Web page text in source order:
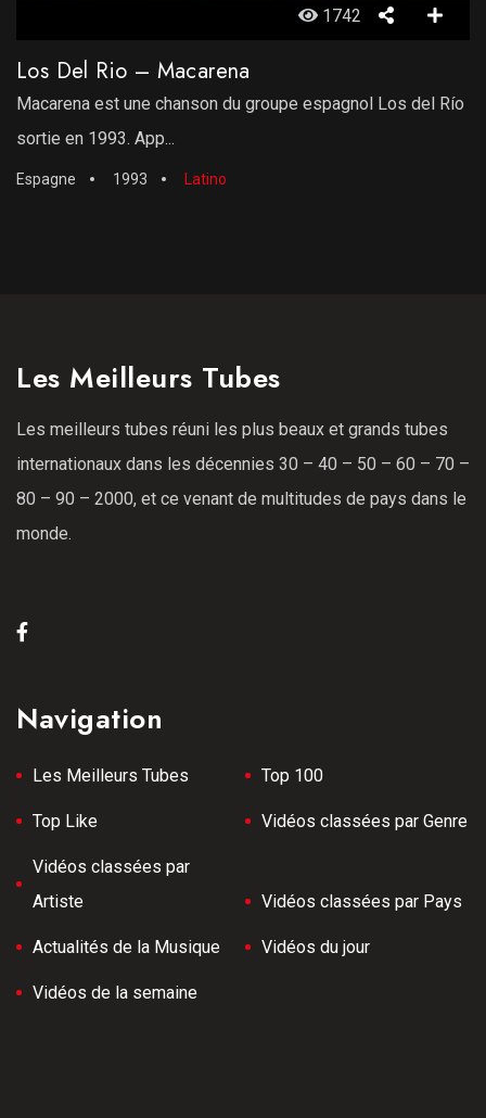
1742
Los Del Rio – Macarena
Macarena est une chanson du groupe espagnol Los del Río
sortie en 1993. App...
Espagne 1993 Latino
Les Meilleurs Tubes
Les meilleurs tubes réuni les plus beaux et grands tubes
internationaux dans les décennies 30 – 40 – 50 – 60 – 70 –
80 – 90 – 2000, et ce venant de multitudes de pays dans le
monde.
Navigation
Les Meilleurs Tubes Top 100
Top Like Vidéos classées par Genre
Vidéos classées par
Artiste
Vidéos classées par Pays
Actualités de la Musique Vidéos du jour
Vidéos de la semaine